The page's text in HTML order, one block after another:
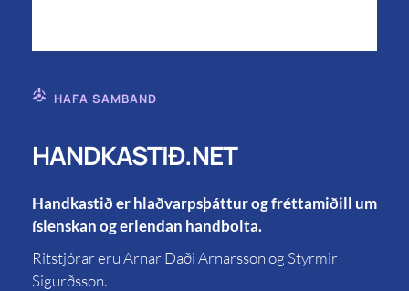
HAFA SAMBAND
HANDKASTIÐ.NET
Handkastið er hlaðvarpsþáttur og fréttamiðill um
íslenskan og erlendan handbolta.
Ritstjórar eru Arnar Daði Arnarsson og Styrmir
Sigurðsson.